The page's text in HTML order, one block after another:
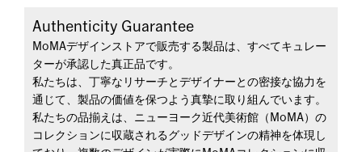
Authenticity Guarantee
MoMAデザインストアで販売する製品は、すべてキュレー
ターが承認した真正品です。
私たちは、丁寧なリサーチとデザイナーとの密接な協力を
通じて、製品の価値を保つよう真摯に取り組んでいます。
私たちの品揃えは、ニューヨーク近代美術館（MoMA）の
コレクションに収蔵されるグッドデザインの精神を体現し